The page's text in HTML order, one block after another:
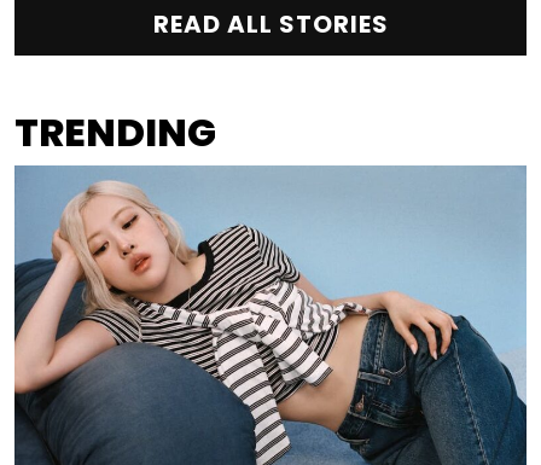
READ ALL STORIES
TRENDING